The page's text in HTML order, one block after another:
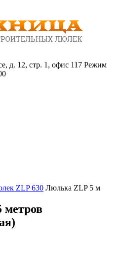
д. 12, стр. 1, офис 117 Режим
ZLP 630 Люлька ZLP 5 м
метров